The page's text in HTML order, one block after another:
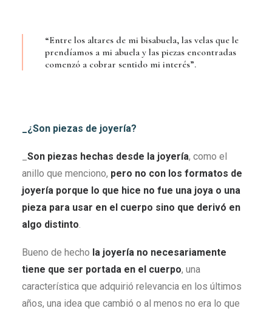
“Entre los altares de mi bisabuela, las velas que le
prendíamos a mi abuela y las piezas encontradas
comenzó a cobrar sentido mi interés”.
_¿Son piezas de joyería?
Son piezas hechas desde la joyería, como el
anillo que menciono, pero no con los formatos de
joyería porque lo que hice no fue una joya o una
pieza para usar en el cuerpo sino que derivó en
algo distinto.
Bueno de hecho la joyería no necesariamente
tiene que ser portada en el cuerpo, una
característica que adquirió relevancia en los últimos
años, una idea que cambió o al menos no era lo que